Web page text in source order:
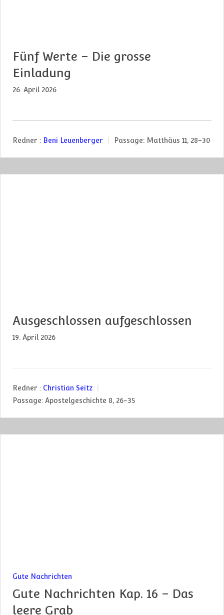
Fünf Werte – Die grosse
Einladung
26. April 2026
Redner : Beni Leuenberger Passage: Matthäus 11, 28-30
Ausgeschlossen aufgeschlossen
19. April 2026
Redner : Christian Seitz
Passage: Apostelgeschichte 8, 26-35
Gute Nachrichten
Gute Nachrichten Kap. 16 – Das
leere Grab